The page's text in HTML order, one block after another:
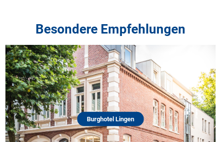
Besondere Empfehlungen
Burghotel Lingen